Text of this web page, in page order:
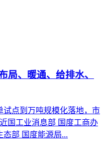
局、暖通、给排水、
试点到万吨规模化落地，市
国工业消息部 国度工商办
态部 国度能源局...